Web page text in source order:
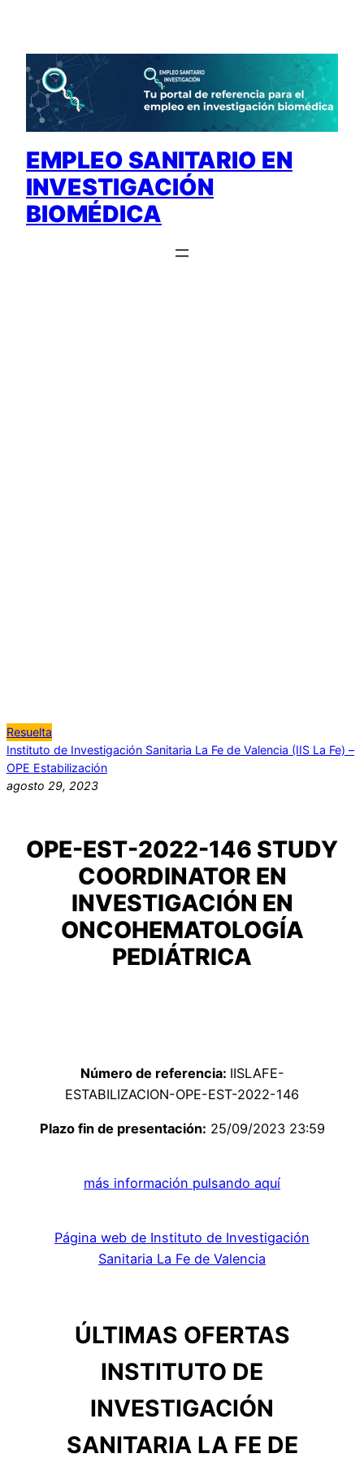
contenido
EMPLEO SANITARIO EN
INVESTIGACIÓN
BIOMÉDICA
Resuelta
Instituto de Investigación Sanitaria La Fe de Valencia (IIS La Fe) –
OPE Estabilización
agosto 29, 2023
OPE-EST-2022-146 STUDY
COORDINATOR EN
INVESTIGACIÓN EN
ONCOHEMATOLOGÍA
PEDIÁTRICA
Número de referencia: IISLAFE-
ESTABILIZACION-OPE-EST-2022-146
Plazo fin de presentación: 25/09/2023 23:59
más información pulsando aquí
Página web de Instituto de Investigación
Sanitaria La Fe de Valencia
ÚLTIMAS OFERTAS
INSTITUTO DE
INVESTIGACIÓN
SANITARIA LA FE DE